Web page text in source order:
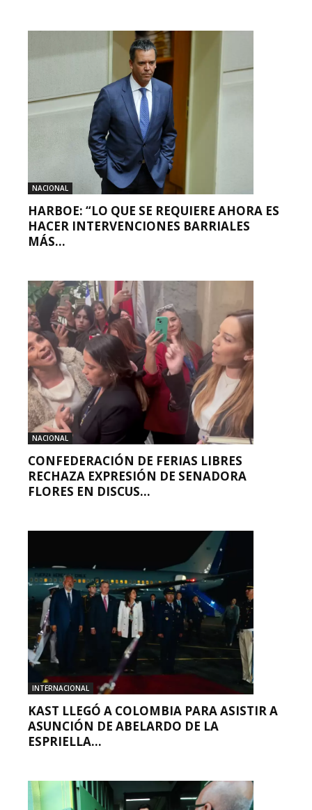
NACIONAL
HARBOE: “LO QUE SE REQUIERE AHORA ES
HACER INTERVENCIONES BARRIALES
MÁS...
NACIONAL
CONFEDERACIÓN DE FERIAS LIBRES
RECHAZA EXPRESIÓN DE SENADORA
FLORES EN DISCUS...
INTERNACIONAL
KAST LLEGÓ A COLOMBIA PARA ASISTIR A
ASUNCIÓN DE ABELARDO DE LA
ESPRIELLA...